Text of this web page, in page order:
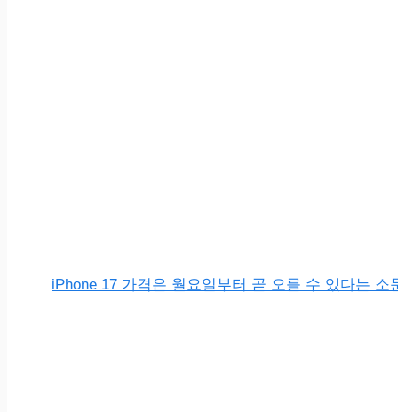
iPhone 17 가격은 월요일부터 곧 오를 수 있다는 소